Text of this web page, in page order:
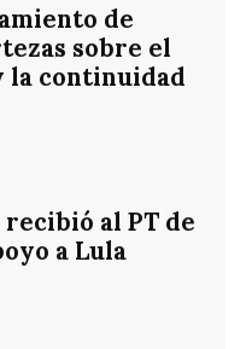
de
sobre el
la continuidad
al PT de
a Lula